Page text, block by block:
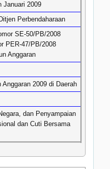
Januari 2009
Perbendaharaan
SE-50/PB/2008
PER-47/PB/2008
Anggaran
2009 di Daerah
dan Penyampaian
dan Cuti Bersama